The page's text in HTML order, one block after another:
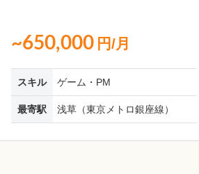
~650,000 円/月
スキル ゲーム・PM
最寄駅 浅草（東京メトロ銀座線）